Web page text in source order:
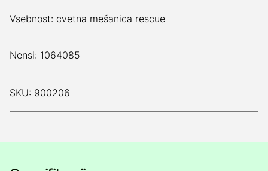
Vsebnost: cvetna mešanica rescue
Nensi: 1064085
SKU: 900206